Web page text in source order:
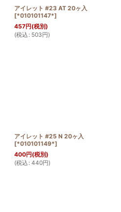
アイレット #23 AT 20ヶ入
[*010101147*]
457円(税別)
(税込 : 503円)
アイレット #25 N 20ヶ入
[*010101149*]
400円(税別)
(税込 : 440円)